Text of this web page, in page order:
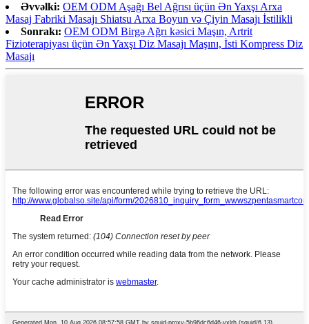
Əvvəlki: OEM ODM Aşağı Bel Ağrısı üçün Ən Yaxşı Arxa
Masaj Fabriki Masajı Shiatsu Arxa Boyun və Çiyin Masajı İstilikli
Sonrakı: OEM ODM Birgə Ağrı kəsici Maşın, Artrit
Fizioterapiyası üçün Ən Yaxşı Diz Masajı Maşını, İsti Kompress Diz
Masajı